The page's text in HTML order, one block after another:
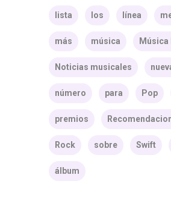
lista los línea
más música
Noticias musicales
número para Pop
premios
Rock sobre Swift
álbum